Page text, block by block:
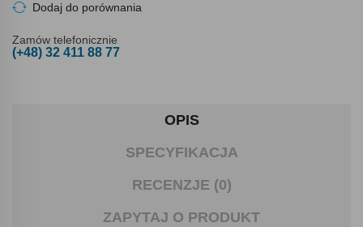
Dodaj do porównania
Zamów telefonicznie
(+48) 32 411 88 77
OPIS
SPECYFIKACJA
RECENZJE (0)
ZAPYTAJ O PRODUKT